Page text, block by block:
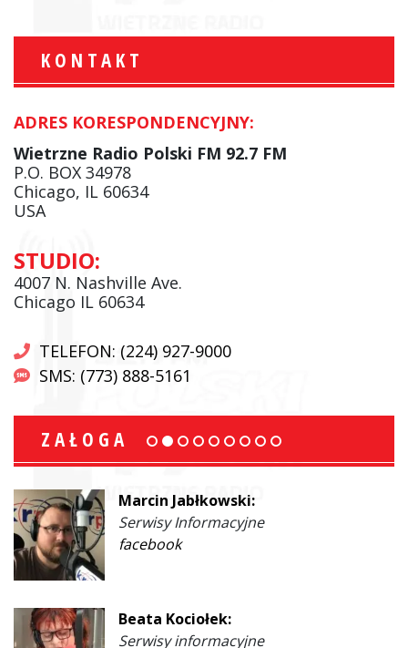
KONTAKT
ADRES KORESPONDENCYJNY:
Wietrzne Radio Polski FM 92.7 FM
P.O. BOX 34978
Chicago, IL 60634
USA
STUDIO:
4007 N. Nashville Ave.
Chicago IL 60634
TELEFON: (224) 927-9000
SMS: (773) 888-5161
ZAŁOGA
Marcin Jabłkowski:
Serwisy Informacyjne
facebook
Beata Kociołek:
Serwisy informacyjne